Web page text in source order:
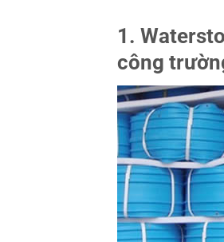
1.
công